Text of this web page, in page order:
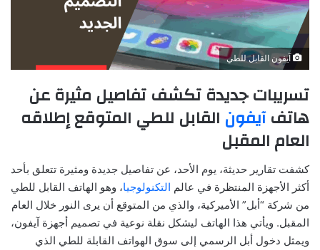
آيفون القابل للطي
تسريبات جديدة تكشف تفاصيل مثيرة عن
هاتفآيفون القابل للطي المتوقع إطلاقه
العام المقبل
كشفت تقارير حديثة، يوم الأحد، عن تفاصيل جديدة ومثيرة تتعلق بأحد
أكثر الأجهزة المنتظرة في عالم التكنولوجيا، وهو الهاتف القابل للطي
من شركة “أبل” الأميركية، والذي من المتوقع أن يرى النور خلال العام
المقبل. ويأتي هذا الهاتف ليشكل نقلة نوعية في تصميم أجهزة آيفون،
ويمثل دخول أبل الرسمي إلى سوق الهواتف القابلة للطي الذي